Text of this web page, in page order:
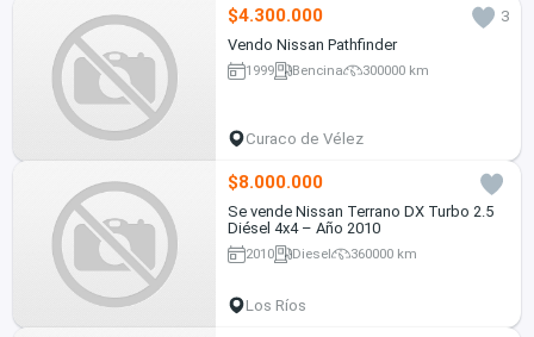
$4.300.000
3
Vendo Nissan Pathfinder
1999 Bencina 300000 km
Curaco de Vélez
$8.000.000
Se vende Nissan Terrano DX Turbo 2.5
Diésel 4x4 – Año 2010
2010 Diesel 360000 km
Los Ríos